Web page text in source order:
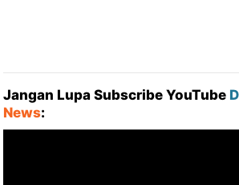
Jangan Lupa Subscribe YouTube
News: